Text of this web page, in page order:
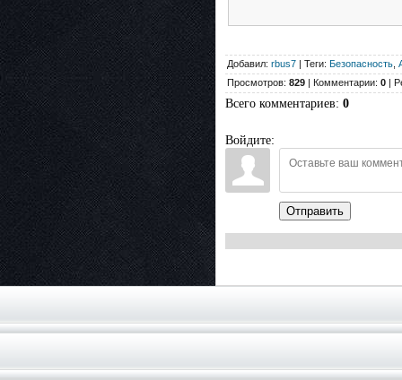
Добавил: rbus7 | Теги: Безопасность
Просмотров: 829 | Комментарии: 0 |
Всего комментариев: 0
Войдите:
Отправить